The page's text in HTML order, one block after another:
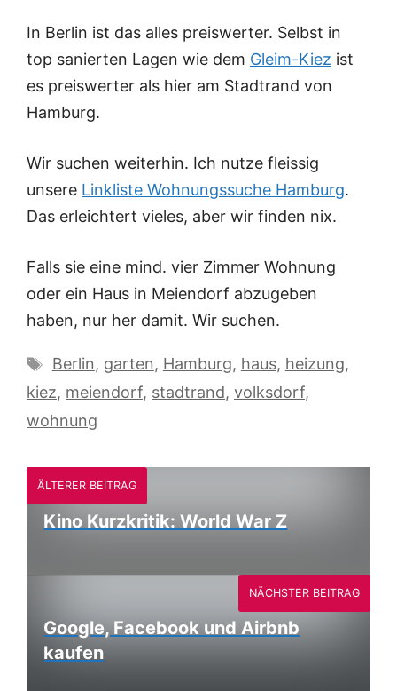
In Berlin ist das alles preiswerter. Selbst in
top sanierten Lagen wie dem Gleim-Kiez ist
es preiswerter als hier am Stadtrand von
Hamburg.
Wir suchen weiterhin. Ich nutze fleissig
unsere Linkliste Wohnungssuche Hamburg.
Das erleichtert vieles, aber wir finden nix.
Falls sie eine mind. vier Zimmer Wohnung
oder ein Haus in Meiendorf abzugeben
haben, nur her damit. Wir suchen.
Schlagwörter
Berlin, garten, Hamburg, haus, heizung,
kiez, meiendorf, stadtrand, volksdorf,
wohnung
ÄLTERER BEITRAG
Kino Kurzkritik: World War Z
Google, Facebook und Airbnb
kaufen
NÄCHSTER BEITRAG